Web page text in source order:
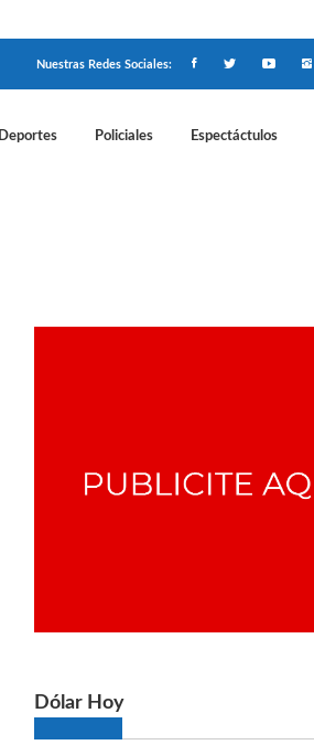
Nuestras Redes Sociales:
Deportes Policiales Espectáctulos
Dólar Hoy